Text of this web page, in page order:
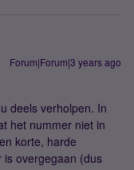
Forum|Forum|3 years ago
deels verholpen. In
het nummer niet in
korte, harde
overgegaan (dus